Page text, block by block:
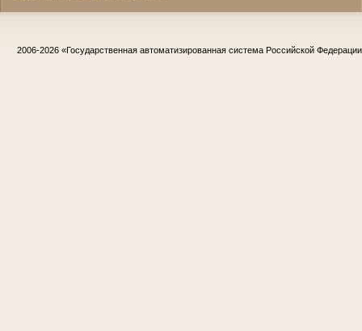
2006-2026 «Государственная автоматизированная система Российской